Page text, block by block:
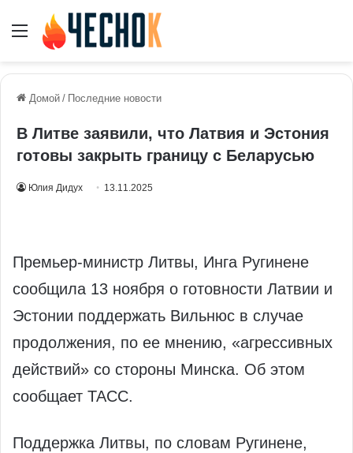
Меню
Домой / Последние новости
В Литве заявили, что Латвия и Эстония
готовы закрыть границу с Беларусью
Юлия Дидух 13.11.2025
Премьер-министр Литвы, Инга Ругинене
сообщила 13 ноября о готовности Латвии и
Эстонии поддержать Вильнюс в случае
продолжения, по ее мнению, «агрессивных
действий» со стороны Минска. Об этом
сообщает ТАСС.
Поддержка Литвы, по словам Ругинене,